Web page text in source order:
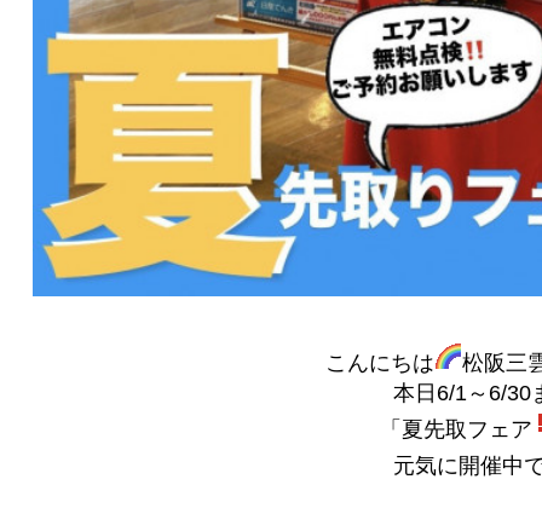
こんにちは
松阪三
本日6/1～6/30
「夏先取フェア
元気に開催中で